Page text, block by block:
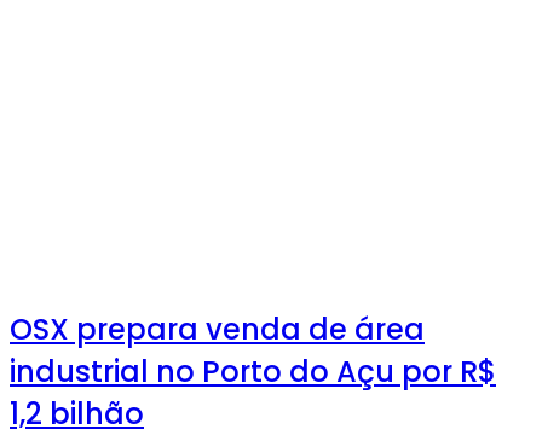
OSX prepara venda de área
industrial no Porto do Açu por R$
1,2 bilhão